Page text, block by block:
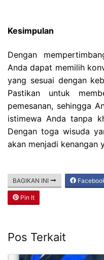
Kesimpulan
Dengan
Anda dapat memilih
yang sesuai dengan
Pastikan untuk
pemesanan, sehingga
istimewa Anda tanpa
Dengan toga wisuda
akan menjadi kenangan
BAGIKAN INI
Pin It
Pos Terkait